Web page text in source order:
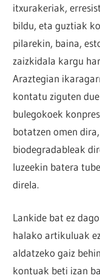
itxurakeriak,
bildu, eta guztiak
pilarekin, baina,
zaizkidala kargu
Araztegian
kontatu ziguten
bulegokoek
botatzen omen
biodegradableak
luzeekin batera
direla.
Lankide bat ez
halako artikuluak
aldatzeko gaiz
kontuak beti izan